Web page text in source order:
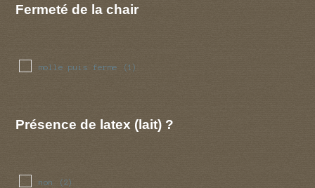
Fermeté de la chair
molle puis ferme (1)
Présence de latex (lait) ?
non (2)